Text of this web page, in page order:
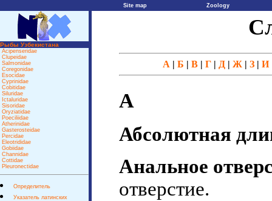
Site map Zoology
Рыбы Узбекистана
Acipenseridae
Clupeidae
Salmonidae
Coregonidae
Esocidae
Cyprinidae
Сobitidae
Siluridae
Ictaluridae
Sisoridae
Oryziatidae
Poeciliidae
Atherinidae
Gasterosteidae
Percidae
Eleotrididae
Gobiidae
Channidae
Cottidae
Pleuronectidae
Определитель
Указатель латинских
А | Б | В| Г| Д| Ж | З| И
А
Абсолютная
Анальное
отверстие.